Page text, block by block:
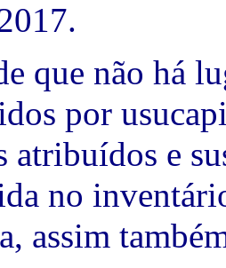
que não há
por
atribuídos e
no
assim